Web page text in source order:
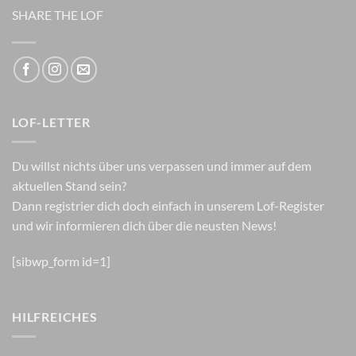
SHARE THE LOF
LOF-LETTER
Du willst nichts über uns verpassen und immer auf dem
aktuellen Stand sein?
Dann registrier dich doch einfach in unserem Lof-Register
und wir informieren dich über die neusten News!
[sibwp_form id=1]
HILFREICHES